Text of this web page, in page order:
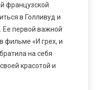
французской
в Голливуд и
Ее первой важной
«И грех, и
на себя
красотой и